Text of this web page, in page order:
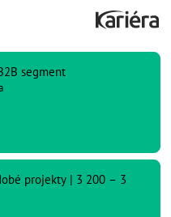
segment
projekty | 3 200 – 3